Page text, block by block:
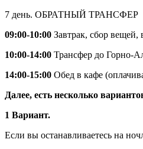
7 день. ОБРАТНЫЙ ТРАНСФЕР
09:00-10:00 Завтрак, сбор вещей,
10:00-14:00 Трансфер до Горно-
14:00-15:00 Обед в кафе
Далее, есть несколько
1 Вариант.
Если вы останавливаетесь на